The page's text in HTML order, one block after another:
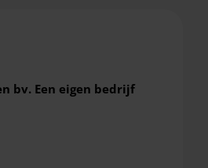
bv. Een eigen bedrijf